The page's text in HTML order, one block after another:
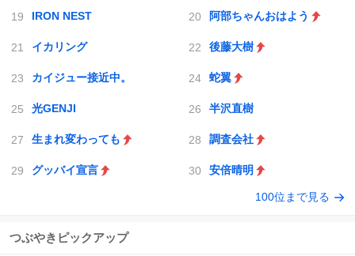
IRON NEST 阿部ちゃんおはよう
イカリング 後藤大樹
カイジュー接近中。 蛇翼
光GENJI 半沢直樹
生まれ変わっても 調査会社
グッバイ宣言 安倍晴明
100位まで見る
つぶやきピックアップ